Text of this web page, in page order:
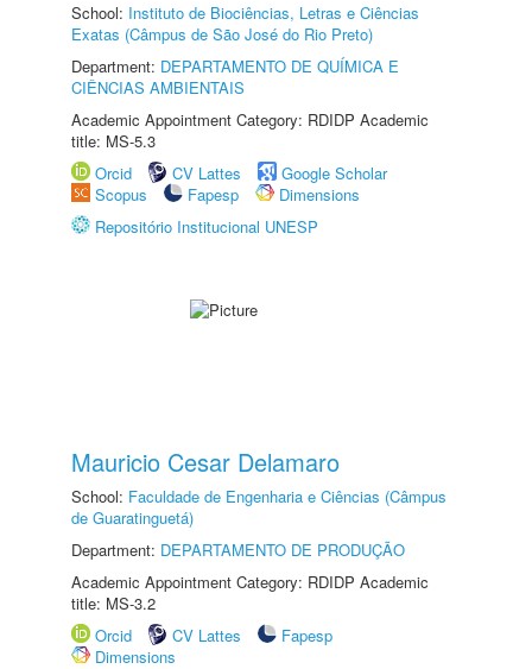
School: Instituto de Biociências, Letras e Ciências
Exatas (Câmpus de São José do Rio Preto)
Department: DEPARTAMENTO DE QUÍMICA E
CIÊNCIAS AMBIENTAIS
Academic Appointment Category: RDIDP Academic
title: MS-5.3
Orcid
CV Lattes
Google Scholar
Scopus
Fapesp
Dimensions
Repositório Institucional UNESP
Mauricio Cesar Delamaro
School: Faculdade de Engenharia e Ciências (Câmpus
de Guaratinguetá)
Department: DEPARTAMENTO DE PRODUÇÃO
Academic Appointment Category: RDIDP Academic
title: MS-3.2
Orcid
CV Lattes
Fapesp
Dimensions